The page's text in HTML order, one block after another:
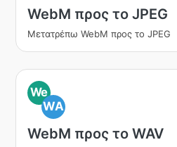
WebM προς το JPEG
Μετατρέπω WebM προς το JPEG
We
WA
WebM προς το WAV